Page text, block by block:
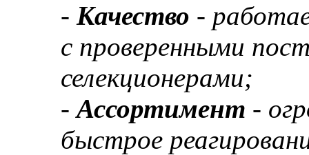
- Качество -
с проверенными
селекционерами;
-Ассортимент -
быстрое